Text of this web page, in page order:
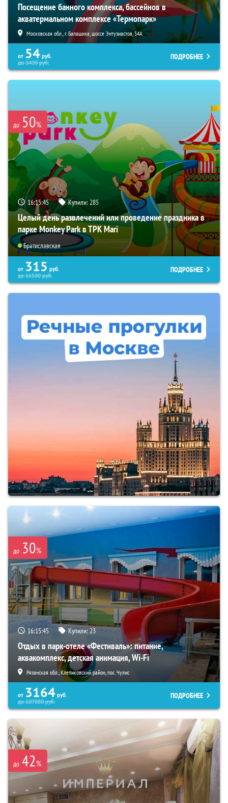
Посещение банного комплекса, бассейнов в
акватермальном комплексе «Термопарк»
Московская обл., г. Балашиха, шоссе Энтузиастов, 54А
от 54 руб.
до3490руб.
ПОДРОБНЕЕ
до 50%
16:15:44 Купили:285
Целый день развлечений или проведение праздника в
парке Monkey Park в ТРК Mari
Братиславская
от 315 руб.
до16500руб.
ПОДРОБНЕЕ
до 30%
16:15:44 Купили:23
Отдых в парк-отеле «Фестиваль»: питание,
аквакомплекс, детская анимация, Wi-Fi
Рязанская обл., Клепиковский район, пос. Чулис
от 3164 руб.
до107880руб.
ПОДРОБНЕЕ
до 42%